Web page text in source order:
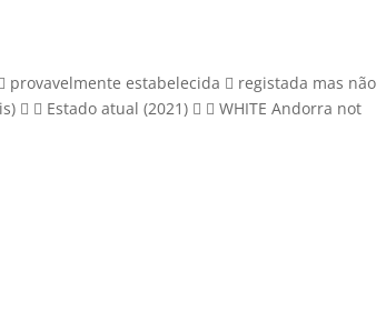
provavelmente estabelecida  registada mas não
  Estado atual (2021)   WHITE Andorra not